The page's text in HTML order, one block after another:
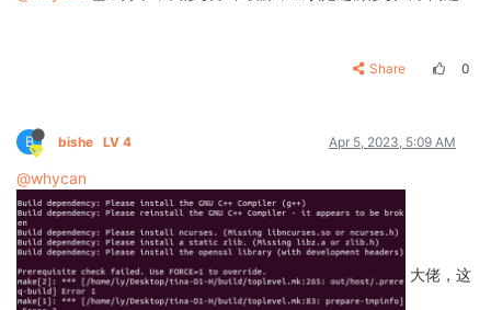
Share 0
B bishe LV 4 Apr 5, 2023, 5:09 AM
@whycan
大佬，这